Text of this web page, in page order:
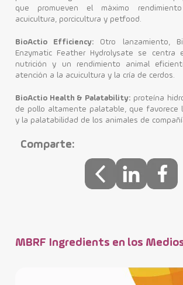
que promueven el máximo
acuicultura, porcicultura y petfood.
BioActio Efficiency: Otro lanzamiento,
Enzymatic Feather Hydrolysate se centra
nutrición y un rendimiento animal
atención a la acuicultura y la cría de cerdos.
BioActio Health & Palatability: proteína
de pollo altamente palatable, que favorece
y la palatabilidad de los animales de
Comparte:
MBRF Ingredients en los